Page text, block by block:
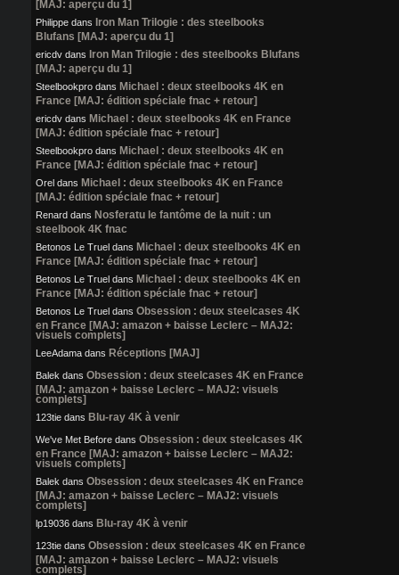
[MAJ: aperçu du 1]
Philippe dans Iron Man Trilogie : des steelbooks
Blufans [MAJ: aperçu du 1]
ericdv dans Iron Man Trilogie : des steelbooks Blufans
[MAJ: aperçu du 1]
Steelbookpro dans Michael : deux steelbooks 4K en
France [MAJ: édition spéciale fnac + retour]
ericdv dans Michael : deux steelbooks 4K en France
[MAJ: édition spéciale fnac + retour]
Steelbookpro dans Michael : deux steelbooks 4K en
France [MAJ: édition spéciale fnac + retour]
Orel dans Michael : deux steelbooks 4K en France
[MAJ: édition spéciale fnac + retour]
Renard dans Nosferatu le fantôme de la nuit : un
steelbook 4K fnac
Betonos Le Truel dans Michael : deux steelbooks 4K en
France [MAJ: édition spéciale fnac + retour]
Betonos Le Truel dans Michael : deux steelbooks 4K en
France [MAJ: édition spéciale fnac + retour]
Betonos Le Truel dans Obsession : deux steelcases 4K
en France [MAJ: amazon + baisse Leclerc – MAJ2:
visuels complets]
LeeAdama dans Réceptions [MAJ]
Balek dans Obsession : deux steelcases 4K en France
[MAJ: amazon + baisse Leclerc – MAJ2: visuels
complets]
123tie dans Blu-ray 4K à venir
We've Met Before dans Obsession : deux steelcases 4K
en France [MAJ: amazon + baisse Leclerc – MAJ2:
visuels complets]
Balek dans Obsession : deux steelcases 4K en France
[MAJ: amazon + baisse Leclerc – MAJ2: visuels
complets]
lp19036 dans Blu-ray 4K à venir
123tie dans Obsession : deux steelcases 4K en France
[MAJ: amazon + baisse Leclerc – MAJ2: visuels
complets]